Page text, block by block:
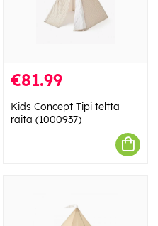
€81.99
Kids Concept Tipi teltta
raita (1000937)